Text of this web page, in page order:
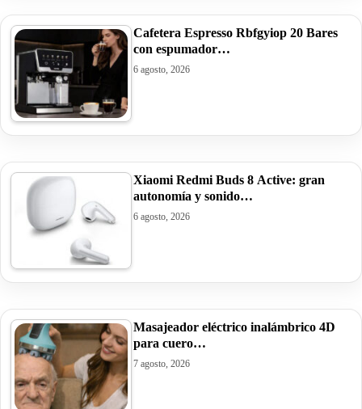
Cafetera Espresso Rbfgyiop 20 Bares
con espumador…
6 agosto, 2026
Xiaomi Redmi Buds 8 Active: gran
autonomía y sonido…
6 agosto, 2026
Masajeador eléctrico inalámbrico 4D
para cuero…
7 agosto, 2026